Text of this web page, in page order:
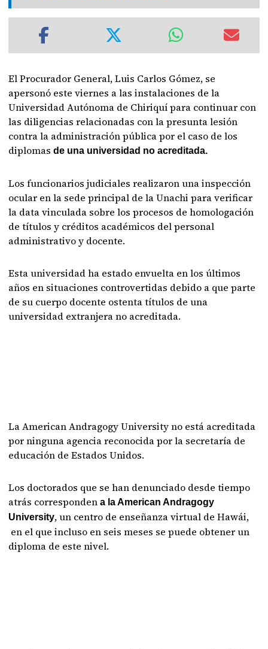
El Procurador General, Luis Carlos Gómez, se
apersonó este viernes a las instalaciones de la
Universidad Autónoma de Chiriquí para continuar con
las diligencias relacionadas con la presunta lesión
contra la administración pública por el caso de los
diplomasde una universidad no acreditada.
Los funcionarios judiciales realizaron una inspección
ocular en la sede principal de la Unachi para verificar
la data vinculada sobre los procesos de homologación
de títulos y créditos académicos del personal
administrativo y docente.
Esta universidad ha estado envuelta en los últimos
años en situaciones controvertidas debido a que parte
de su cuerpo docente ostenta títulos de una
universidad extranjera no acreditada.
La American Andragogy University no está acreditada
por ninguna agencia reconocida por la secretaría de
educación de Estados Unidos.
Los doctorados que se han denunciado desde tiempo
atrás correspondena la American Andragogy
University, un centro de enseñanza virtual de Hawái,
en el que incluso en seis meses se puede obtener un
diploma de este nivel.